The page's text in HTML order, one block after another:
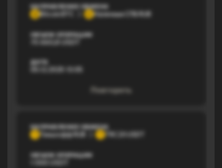
НАПРАВЛЕНИЕ ОБМЕНА
Bitcoin BTC Наличные СПБ RUB
ОБЪЕМ ОПЕРАЦИИ
ДАТА
05.12.2025 13:05
Повторить
НАПРАВЛЕНИЕ ОБМЕНА
Т
Тинькофф RUB
ОБЪЕМ ОПЕРАЦИИ